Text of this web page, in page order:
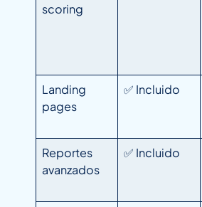
scoring
Landing
pages
✅ Incluido
Reportes
avanzados
✅ Incluido